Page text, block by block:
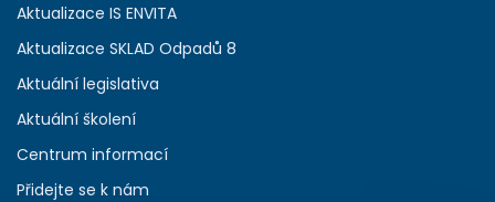
Aktualizace IS ENVITA
Aktualizace SKLAD Odpadů 8
Aktuální legislativa
Aktuální školení
Centrum informací
Přidejte se k nám